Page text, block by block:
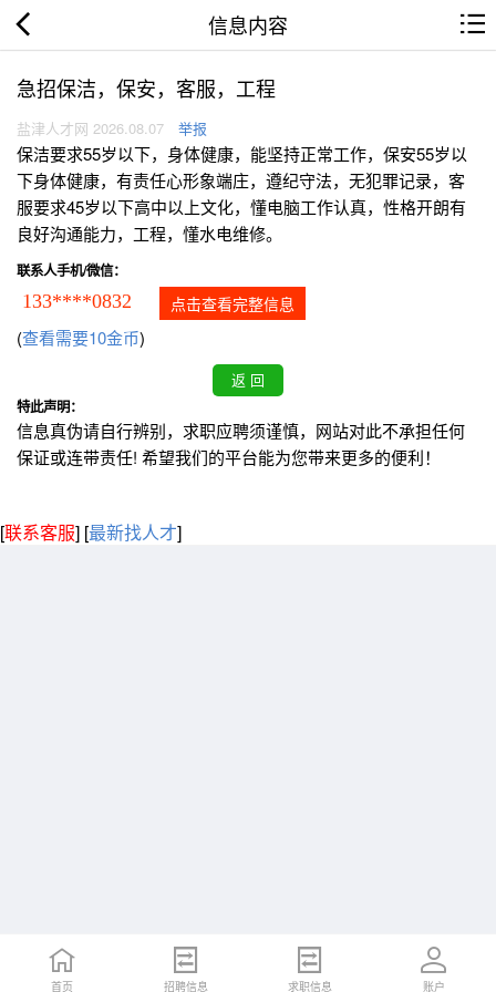
信息内容
急招保洁，保安，客服，工程
盐津人才网 2026.08.07 举报
保洁要求55岁以下，身体健康，能坚持正常工作，保安55岁以
下身体健康，有责任心形象端庄，遵纪守法，无犯罪记录，客
服要求45岁以下高中以上文化，懂电脑工作认真，性格开朗有
良好沟通能力，工程，懂水电维修。
联系人手机/微信：
133****0832 点击查看完整信息
(查看需要10金币)
特此声明：
信息真伪请自行辨别，求职应聘须谨慎，网站对此不承担任何
保证或连带责任! 希望我们的平台能为您带来更多的便利！
[联系客服] [最新找人才]
首页 招聘信息 求职信息 账户